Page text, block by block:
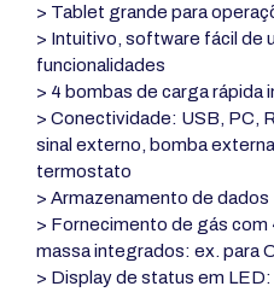
> Tablet grande para
> Intuitivo, software fácil de
funcionalidades
> 4 bombas de carga rápida
> Conectividade: USB, PC,
sinal externo, bomba
termostato
> Armazenamento de dados
> Fornecimento de gás
massa integrados: ex. para
> Display de status em